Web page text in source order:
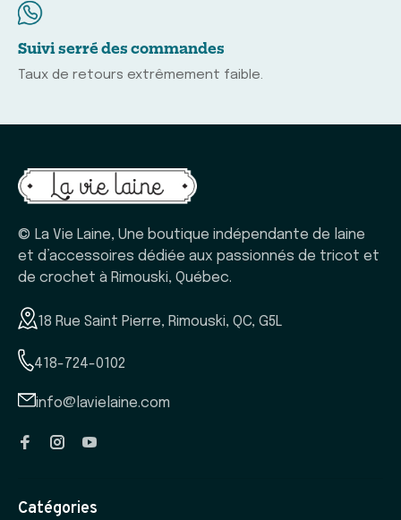
Suivi serré des commandes
Taux de retours extrêmement faible.
© La Vie Laine, Une boutique indépendante de laine
et d’accessoires dédiée aux passionnés de tricot et
de crochet à Rimouski, Québec.
18 Rue Saint Pierre, Rimouski, QC, G5L
418-724-0102
info@lavielaine.com
Catégories